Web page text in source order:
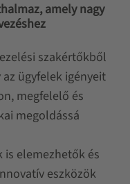
amely nagy
szakértőkből
ügyfelek igényeit
megfelelő és
megoldássá
is elemezhetők és
eszközök